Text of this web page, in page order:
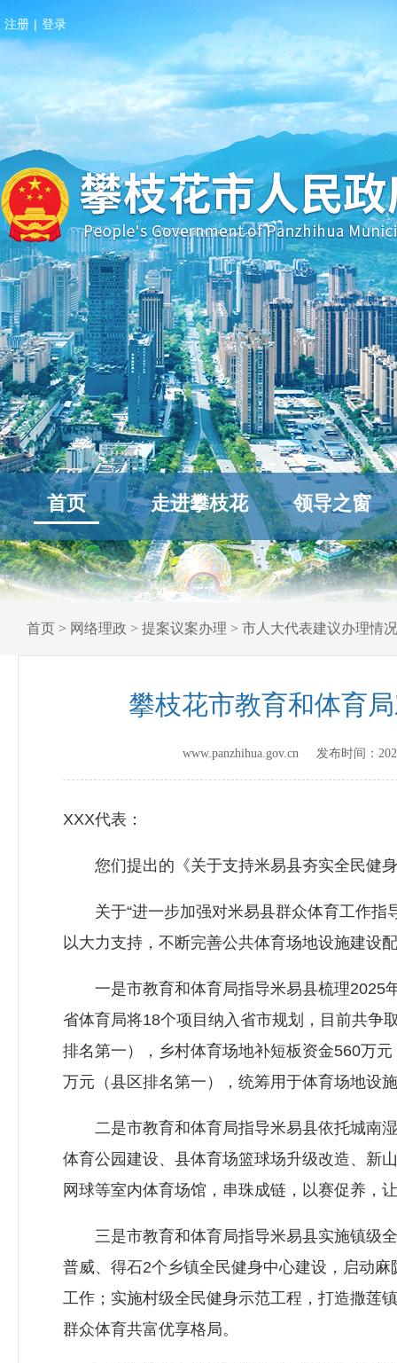
注册 | 登录
首页 走进攀枝花 领导之窗
首页 > 网络理政 > 提案议案办理 > 市人大代表建议办理情况
攀枝花市教育和体育
www.panzhihua.gov.cn 发布时间：
XXX代表：
您们提出的《关于支持米易县夯实全民健身
关于“进一步加强对米易县群众体育工作指
以大力支持，不断完善公共体育场地设施建设
一是市教育和体育局指导米易县梳理2025年
省体育局将18个项目纳入省市规划，目前共争
排名第一），乡村体育场地补短板资金560万
万元（县区排名第一），统筹用于体育场地设
二是市教育和体育局指导米易县依托城南湿
体育公园建设、县体育场篮球场升级改造、新
网球等室内体育场馆，串珠成链，以赛促养，
三是市教育和体育局指导米易县实施镇级全
普威、得石2个乡镇全民健身中心建设，启动
工作；实施村级全民健身示范工程，打造撒莲
群众体育共富优享格局。